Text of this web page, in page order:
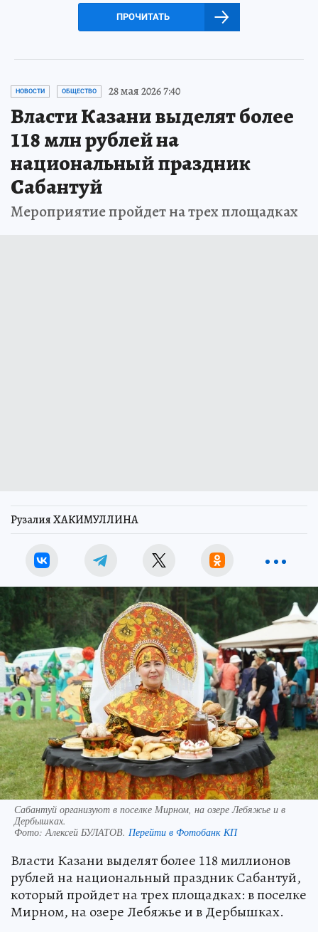
ПРОЧИТАТЬ
НОВОСТИ ОБЩЕСТВО 28 мая 2026 7:40
Власти Казани выделят более
118 млн рублей на
национальный праздник
Сабантуй
Мероприятие пройдет на трех площадках
Рузалия ХАКИМУЛЛИНА
Сабантуй организуют в поселке Мирном, на озере Лебяжье и в
Дербышках.
Фото: Алексей БУЛАТОВ. Перейти в Фотобанк КП
Власти Казани выделят более 118 миллионов
рублей на национальный праздник Сабантуй,
который пройдет на трех площадках: в поселке
Мирном, на озере Лебяжье и в Дербышках.